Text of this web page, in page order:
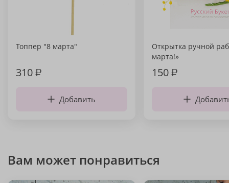
Топпер "8 марта"
310₽
Добавить
Открытка ручной
марта!»
150₽
Вам может понравиться